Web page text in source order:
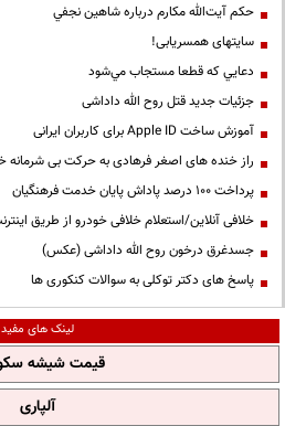
حكم آيت‌الله مكارم درباره شاهين نجفي
سایتهای همسریابی!
دعايي كه قطعا مستجاب مي‌شود
جزئیات جدید قتل روح الله داداشی
آموزش ساخت Apple ID برای کاربران ایرانی
راز خنده های اصغر فرهادی به حرکت بی شرمانه
پرداخت ۱۰۰ درصد پاداش پایان خدمت فرهنگیان
خلافی آنلاین/استعلام خلافی خودرو از طریق
جسدغرق درخون روح الله داداشی (عکس)
پاسخ های دکتر توکلی به سوالات کنکوری ها
لینک های مفید
قیمت شیشه
آلپاری